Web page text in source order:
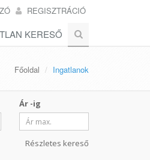
REGISZTRÁCIÓ
KERESŐ
Főoldal Ingatlanok
Ár -ig
Részletes kereső